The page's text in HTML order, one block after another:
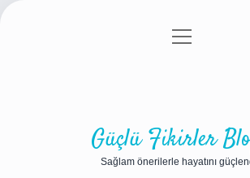
Gizlilik Politikası
menüyü
Güçlü Fikirler
Sağlam önerilerle hayatını